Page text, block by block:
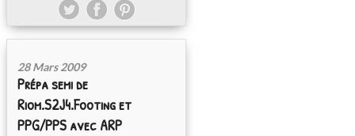
28 Mars 2009
Prépa semi de
Riom.S2J4.Footing et
PPG/PPS avec ARP